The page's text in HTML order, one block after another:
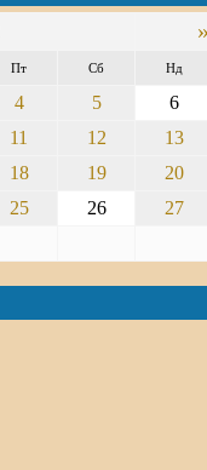
Пт Сб Нд
4 5
6
11 12
13
18 19
20
25 26
27